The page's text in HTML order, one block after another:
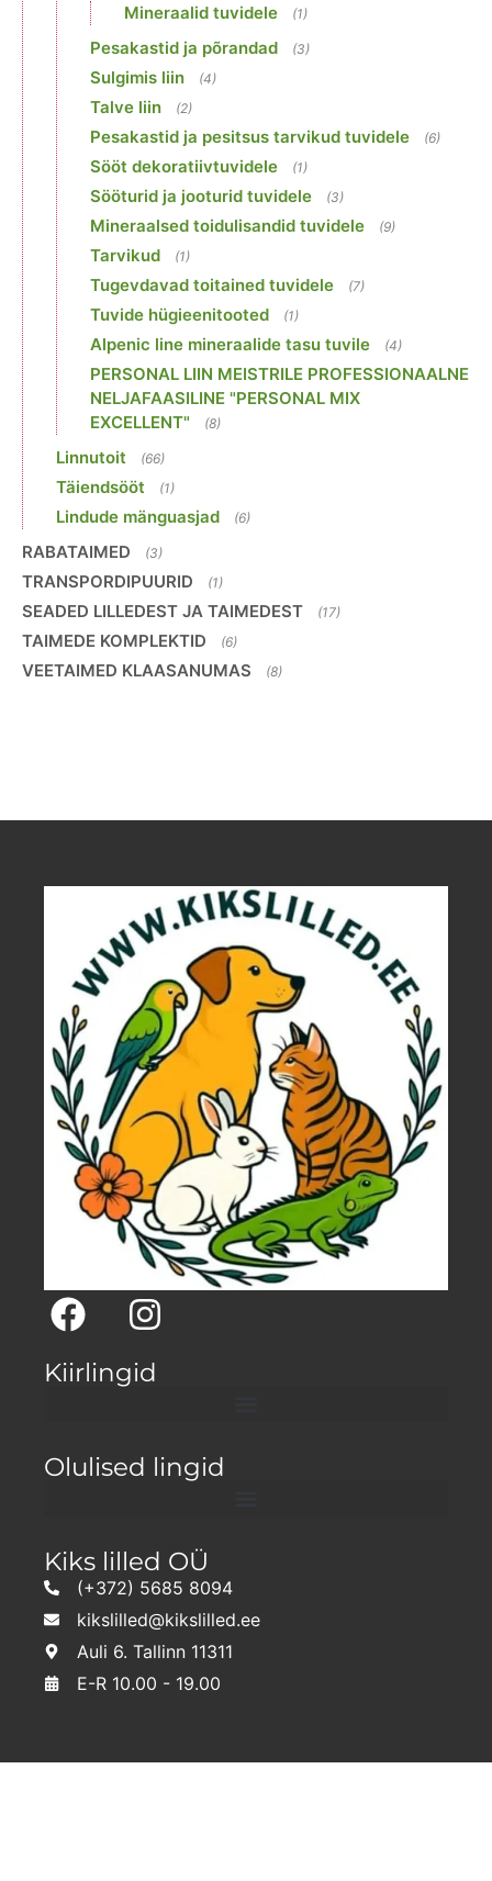
Mineraalid tuvidele (1)
Pesakastid ja põrandad (3)
Sulgimis liin (4)
Talve liin (2)
Pesakastid ja pesitsus tarvikud tuvidele (6)
Sööt dekoratiivtuvidele (1)
Sööturid ja jooturid tuvidele (3)
Mineraalsed toidulisandid tuvidele (9)
Tarvikud (1)
Tugevdavad toitained tuvidele (7)
Tuvide hügieenitooted (1)
Alpenic line mineraalide tasu tuvile (4)
PERSONAL LIIN MEISTRILE PROFESSIONAALNE
NELJAFAASILINE "PERSONAL MIX
EXCELLENT"
(8)
Linnutoit (66)
Täiendsööt (1)
Lindude mänguasjad (6)
RABATAIMED (3)
TRANSPORDIPUURID (1)
SEADED LILLEDEST JA TAIMEDEST (17)
TAIMEDE KOMPLEKTID (6)
VEETAIMED KLAASANUMAS (8)
Kiirlingid
Olulised lingid
Kiks lilled OÜ
(+372) 5685 8094
kikslilled@kikslilled.ee
Auli 6. Tallinn 11311
E-R 10.00 - 19.00